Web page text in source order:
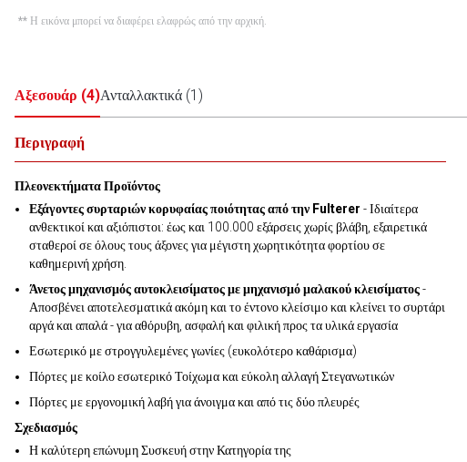
** Η εικόνα μπορεί να διαφέρει ελαφρώς από την αρχική.
Αξεσουάρ (4)Ανταλλακτικά (1 )
Περιγραφή
Πλεονεκτήματα Προϊόντος
Εξάγοντες συρταριών κορυφαίας ποιότητας από την Fulterer - Ιδιαίτερα
ανθεκτικοί και αξιόπιστοι: έως και 100.000 εξάρσεις χωρίς βλάβη, εξαιρετικά
σταθεροί σε όλους τους άξονες για μέγιστη χωρητικότητα φορτίου σε
καθημερινή χρήση.
Άνετος μηχανισμός αυτοκλεισίματος με μηχανισμό μαλακού κλεισίματος-
Αποσβένει αποτελεσματικά ακόμη και το έντονο κλείσιμο και κλείνει το συρτάρι
αργά και απαλά - για αθόρυβη, ασφαλή και φιλική προς τα υλικά εργασία
Εσωτερικό με στρογγυλεμένες γωνίες (ευκολότερο καθάρισμα)
Πόρτες με κοίλο εσωτερικό Τοίχωμα και εύκολη αλλαγή Στεγανωτικών
Πόρτες με εργονομική λαβή για άνοιγμα και από τις δύο πλευρές
Σχεδιασμός
Η καλύτερη επώνυμη Συσκευή στην Κατηγορία της